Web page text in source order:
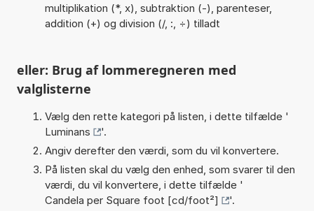
multiplikation (*, x), subtraktion (-), parenteser,
addition (+) og division (/, :, ÷) tilladt
eller: Brug af lommeregneren med
valglisterne
Vælg den rette kategori på listen, i dette tilfælde '
Luminans
'.
Angiv derefter den værdi, som du vil konvertere.
På listen skal du vælg den enhed, som svarer til den
værdi, du vil konvertere, i dette tilfælde '
Candela per Square foot [cd/foot²]
'.